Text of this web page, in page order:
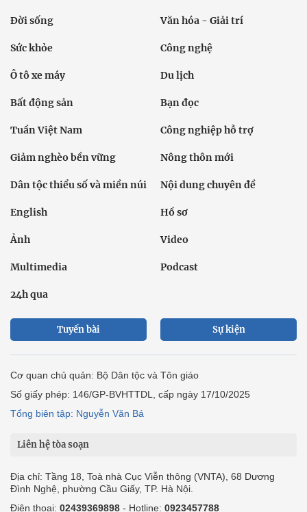
Đời sống Văn hóa - Giải trí
Sức khỏe Công nghệ
Ô tô xe máy Du lịch
Bất động sản Bạn đọc
Tuần Việt Nam Công nghiệp hỗ trợ
Giảm nghèo bền vững Nông thôn mới
Dân tộc thiểu số và miền núi Nội dung chuyên đề
English Hồ sơ
Ảnh Video
Multimedia Podcast
24h qua
Tuyến bài Sự kiện
Cơ quan chủ quản: Bộ Dân tộc và Tôn giáo
Số giấy phép: 146/GP-BVHTTDL, cấp ngày 17/10/2025
Tổng biên tập: Nguyễn Văn Bá
Liên hệ tòa soạn
Địa chỉ: Tầng 18, Toà nhà Cục Viễn thông (VNTA), 68 Dương
Đình Nghệ, phường Cầu Giấy, TP. Hà Nội.
Điện thoại: 02439369898 - Hotline: 0923457788